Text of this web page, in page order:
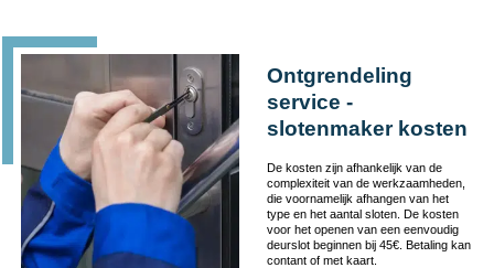
Ontgrendeling
service -
slotenmaker kosten
De kosten zijn afhankelijk van de
complexiteit van de werkzaamheden,
die voornamelijk afhangen van het
type en het aantal sloten. De kosten
voor het openen van een eenvoudig
deurslot beginnen bij 45€. Betaling kan
contant of met kaart.